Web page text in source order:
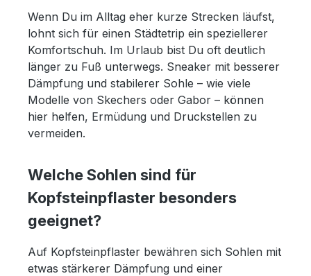
Wenn Du im Alltag eher kurze Strecken läufst,
lohnt sich für einen Städtetrip ein speziellerer
Komfortschuh. Im Urlaub bist Du oft deutlich
länger zu Fuß unterwegs. Sneaker mit besserer
Dämpfung und stabilerer Sohle – wie viele
Modelle von Skechers oder Gabor – können
hier helfen, Ermüdung und Druckstellen zu
vermeiden.
Welche Sohlen sind für
Kopfsteinpflaster besonders
geeignet?
Auf Kopfsteinpflaster bewähren sich Sohlen mit
etwas stärkerer Dämpfung und einer